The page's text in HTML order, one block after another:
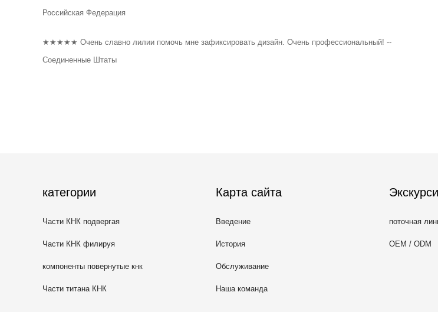
Российская Федерация
★★★★★ Очень славно лилии помочь мне зафиксировать дизайн. Очень профессиональный! --
Соединенные Штаты
категории
Части КНК подвергая
механической обработке
Части КНК филируя
компоненты повернутые кнк
Части титана КНК
Карта сайта
Введение
История
Обслуживание
Наша команда
поточная
OEM / ODM